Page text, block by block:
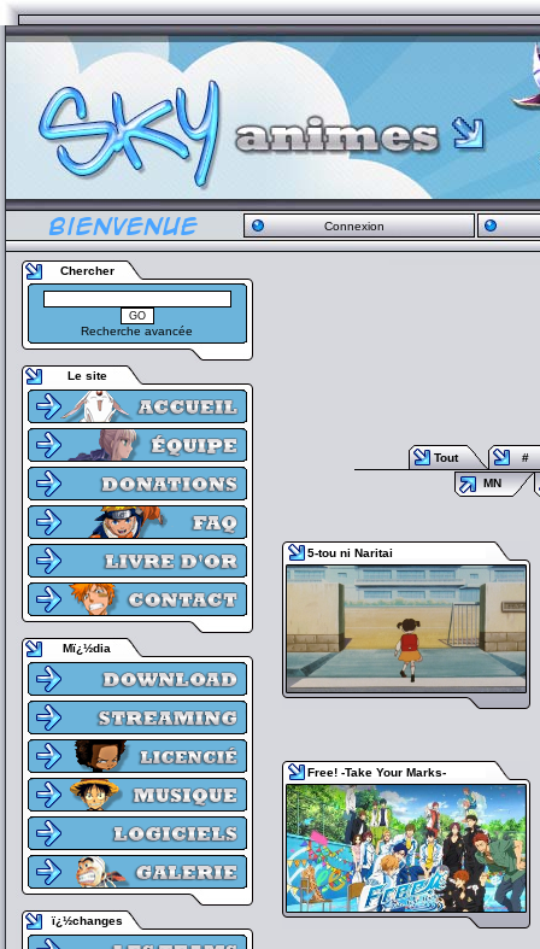
Connexion
Chercher
Recherche avancée
Le site
Mï¿½dia
ï¿½changes
Tout
#
MN
5-tou ni Naritai
Free! -Take Your Marks-